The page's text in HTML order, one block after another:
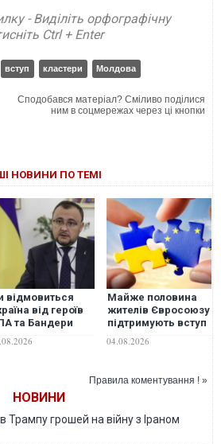
- Виділіть орфографічну
Ctrl + Enter
вступ кластери Молдова
Сподобався матеріал? Сміливо поділися
ним в соцмережах через ці кнопки
НОВИНИ ПО ТЕМІ
відмовиться
від героїв
та Бандери
ЄС: посол у
відповів на
Майже половина
жителів Євросоюзу
підтримують вступ
України до блоку,
але у Польщі та
противників
04.08.2026
Правила коментування ! »
НОВИНИ
грошей на війну з Іраном